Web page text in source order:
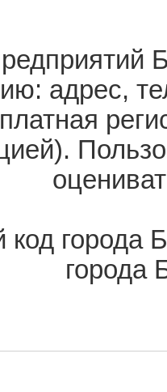
адрес,
города
города